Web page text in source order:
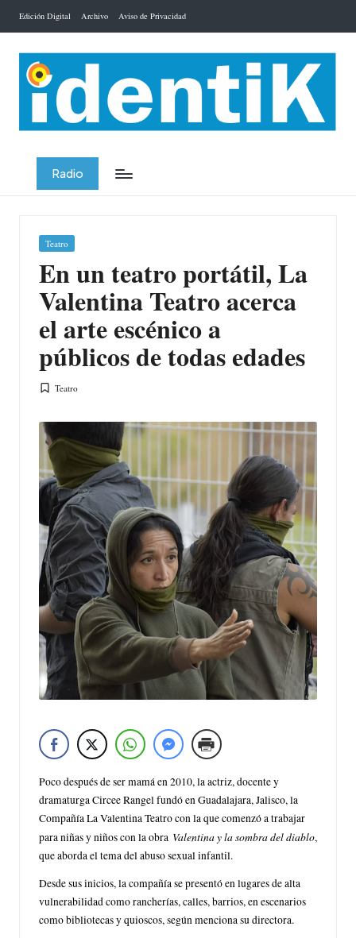
Saltar
contenido
Edición Digital Archivo Aviso de Privacidad
Radio
Publicada
Teatro
En un teatro portátil, La
Valentina Teatro acerca
el arte escénico a
públicos de todas edades
Publicada
Teatro
Poco después de ser mamá en 2010, la actriz, docente y
dramaturga Circee Rangel fundó en Guadalajara, Jalisco, la
Compañía La Valentina Teatro con la que comenzó a trabajar
para niñas y niños con la obra Valentina y la sombra del diablo,
que aborda el tema del abuso sexual infantil.
Desde sus inicios, la compañía se presentó en lugares de alta
vulnerabilidad como rancherías, calles, barrios, en escenarios
como bibliotecas y quioscos, según menciona su directora.